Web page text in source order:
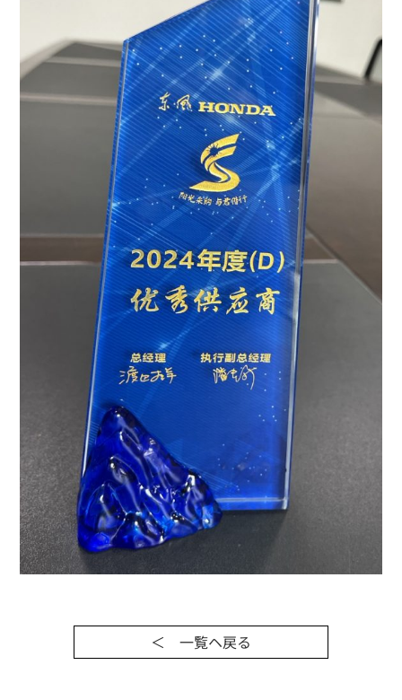
＜ 一覧ヘ戻る